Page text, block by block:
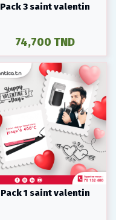
Pack 3 saint valentin
74,700 TND
Pack 1 saint valentin